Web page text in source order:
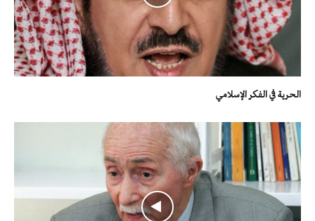
الحرية في الفكر الإسلامي